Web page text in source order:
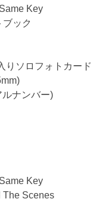
Key
ック
りソロフォトカード
ルナンバー)
Key
The Scenes